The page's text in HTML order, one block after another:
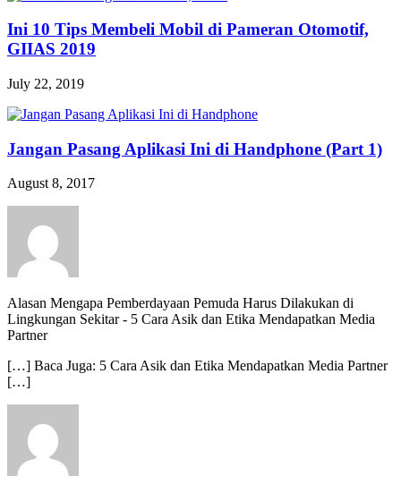
Ini 10 Tips Membeli Mobil di Pameran Otomotif,
GIIAS 2019
July 22, 2019
Jangan Pasang Aplikasi Ini di Handphone (Part 1)
August 8, 2017
Alasan Mengapa Pemberdayaan Pemuda Harus Dilakukan di
Lingkungan Sekitar- 5 Cara Asik dan Etika Mendapatkan Media
Partner
[…] Baca Juga: 5 Cara Asik dan Etika Mendapatkan Media Partner
[…]